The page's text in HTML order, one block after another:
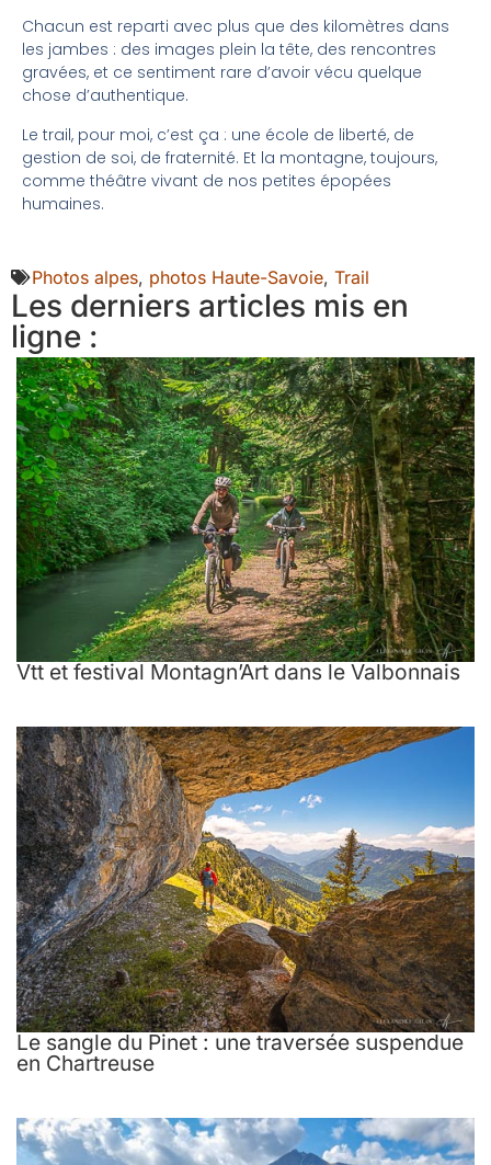
Chacun est reparti avec plus que des kilomètres dans
les jambes : des images plein la tête, des rencontres
gravées, et ce sentiment rare d’avoir vécu quelque
chose d’authentique.
Le trail, pour moi, c’est ça : une école de liberté, de
gestion de soi, de fraternité. Et la montagne, toujours,
comme théâtre vivant de nos petites épopées
humaines.
Photos alpes, photos Haute-Savoie, Trail
Les derniers articles mis en
ligne :
Vtt et festival Montagn’Art dans le Valbonnais
Le sangle du Pinet : une traversée suspendue
en Chartreuse